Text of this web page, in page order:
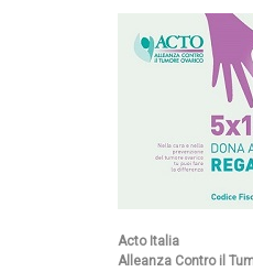
Acto Italia
Alleanza Contro il